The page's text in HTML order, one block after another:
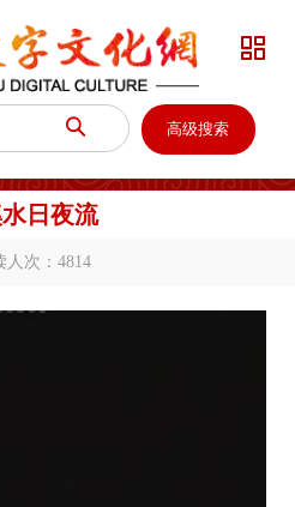
 高级搜索

日夜流
人次： 4814